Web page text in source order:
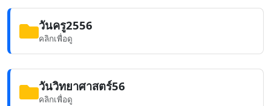
วันครู2556
คลิกเพื่อดู
วันวิทยาศาสตร์56
คลิกเพื่อดู